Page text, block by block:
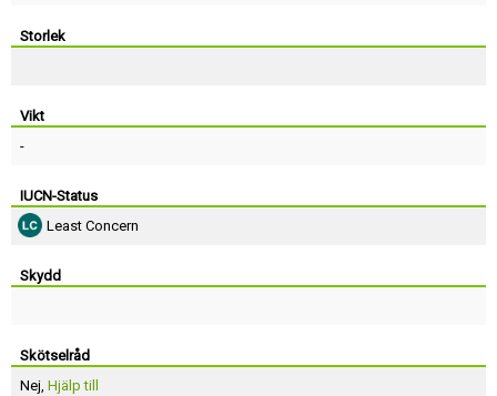
Storlek
Vikt
-
IUCN-Status
Least Concern
Skydd
Skötselråd
Nej, Hjälp till